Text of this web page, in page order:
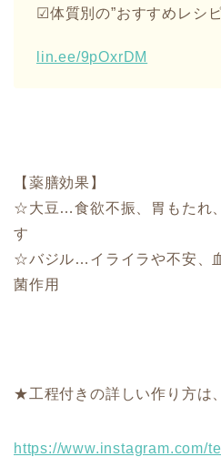
☑︎体質別の”おすすめレシ
lin.ee/9pOxrDM
【薬膳効果】
☆大豆…食欲不振、胃もたれ
す
☆バジル…イライラや不安、
菌作用
★工程付きの詳しい作り方は
https://www.instagram.com/